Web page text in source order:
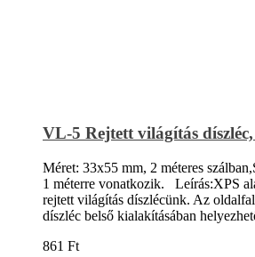
VL-5 Rejtett világítás
Méret: 33x55 mm, 2 méteres
1 méterre vonatkozik. Leírás:XPS
rejtett világítás díszlécünk. Az
díszléc belső kialakításában
861 Ft